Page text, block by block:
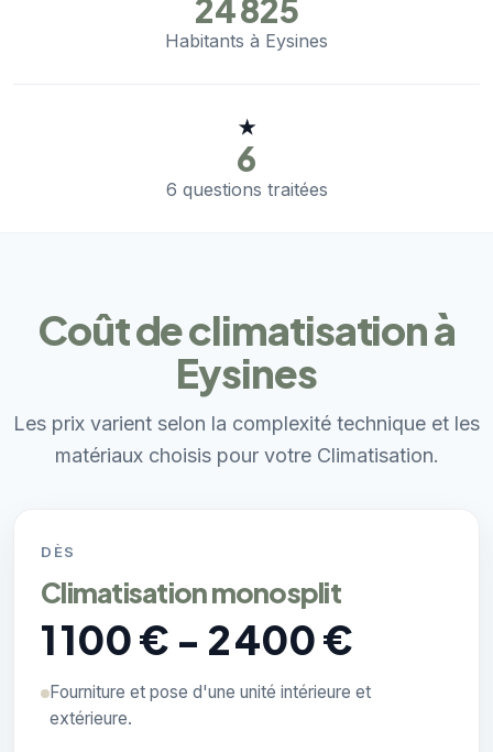
24 825
Habitants à Eysines
★
6
6 questions traitées
Coût de climatisation à
Eysines
Les prix varient selon la complexité technique et les
matériaux choisis pour votre Climatisation.
DÈS
Climatisation monosplit
1 100 € - 2 400 €
Fourniture et pose d'une unité intérieure et
extérieure.